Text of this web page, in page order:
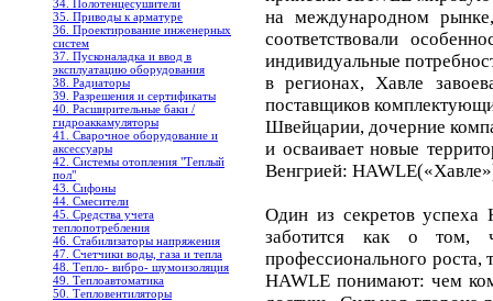
34. Полотенцесушители
35. Приводы к арматуре
36. Проектирование инженерных
систем
37. Пусконаладка и ввод в
эксплуатацию оборудования
38. Радиаторы
39. Разрешения и сертификаты
40. Расширительные баки /
гидроаккамуляторы
41. Сварочное оборудование и
аксессуары
42. Системы отопления "Теплый
пол"
43. Сифоны
44. Смесители
45. Средства учета
теплопотребления
46. Стабилизаторы напряжения
47. Счетчики воды, газа и тепла
48. Тепло- вибро- шумоизоляция
49. Теплоавтоматика
50. Тепловентиляторы
на международном
соответствовали
индивидуальные
в регионах, Хавле
поставщиков
Швейцарии, дочерние
и осваивает новые
Венгрией:
Один из секретов успеха
заботится как о том,
профессионального
HAWLE понимают: чем